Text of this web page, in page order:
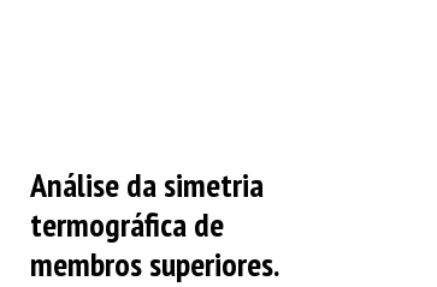
Análise da simetria
termográfica de
membros superiores.